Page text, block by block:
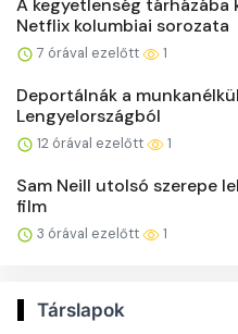
A kegyetlenség
Netflix kolumbiai sorozata
7 órával ezelőtt 1
Deportálnák a
Lengyelországból
12 órával ezelőtt 1
Sam Neill utolsó szerepe
film
3 órával ezelőtt 1
Társlapok